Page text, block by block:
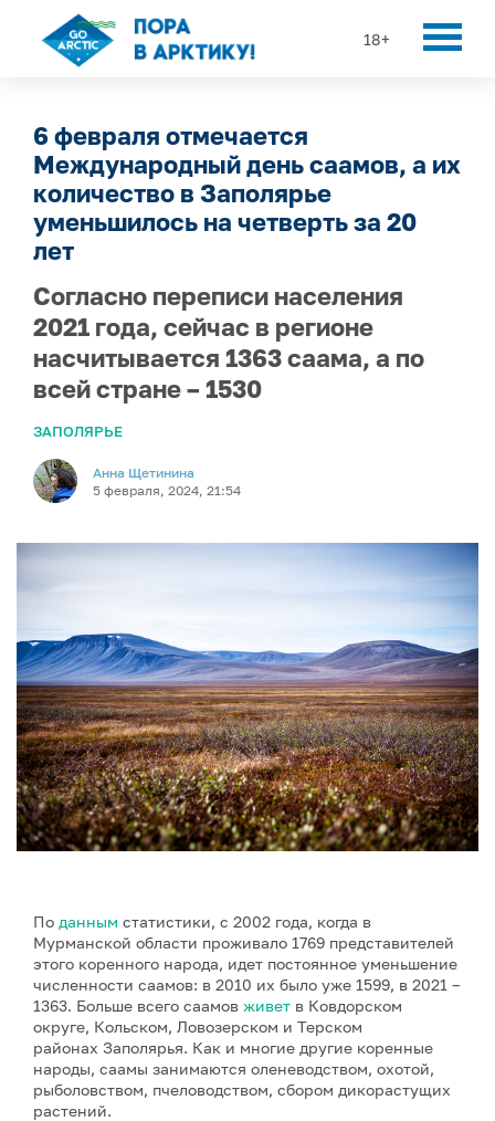
18+
6 февраля отмечается
Международный день саамов, а их
количество в Заполярье
уменьшилось на четверть за 20
лет
Согласно переписи населения
2021 года, сейчас в регионе
насчитывается 1363 саама, а по
всей стране – 1530
ЗАПОЛЯРЬЕ
Анна Щетинина
5 февраля, 2024, 21:54
По данным статистики, с 2002 года, когда в
Мурманской области проживало 1769 представителей
этого коренного народа, идет постоянное уменьшение
численности саамов: в 2010 их было уже 1599, в 2021 –
1363. Больше всего саамов живет в Ковдорском
округе, Кольском, Ловозерском и Терском
районах Заполярья. Как и многие другие коренные
народы, саамы занимаются оленеводством, охотой,
рыболовством, пчеловодством, сбором дикорастущих
растений.